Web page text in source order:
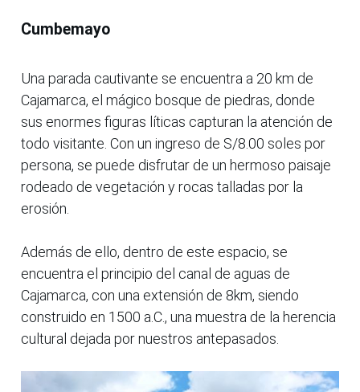
Cumbemayo
Una parada cautivante se encuentra a 20 km de
Cajamarca, el mágico bosque de piedras, donde
sus enormes figuras líticas capturan la atención de
todo visitante. Con un ingreso de S/8.00 soles por
persona, se puede disfrutar de un hermoso paisaje
rodeado de vegetación y rocas talladas por la
erosión.
Además de ello, dentro de este espacio, se
encuentra el principio del canal de aguas de
Cajamarca, con una extensión de 8km, siendo
construido en 1500 a.C., una muestra de la herencia
cultural dejada por nuestros antepasados.